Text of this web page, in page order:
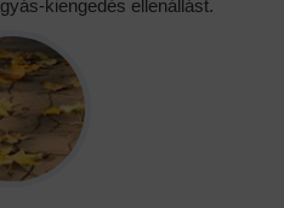
kiengedés ellenállást.